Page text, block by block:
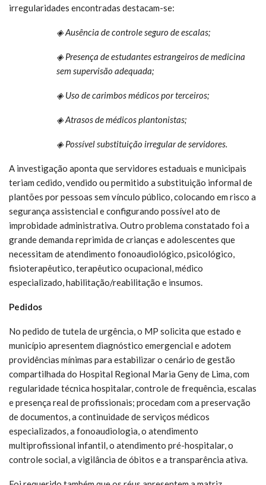
irregularidades encontradas destacam-se:
◈ Ausência de controle seguro de escalas;
◈ Presença de estudantes estrangeiros de medicina
sem supervisão adequada;
◈ Uso de carimbos médicos por terceiros;
◈ Atrasos de médicos plantonistas;
◈ Possível substituição irregular de servidores.
A investigação aponta que servidores estaduais e municipais
teriam cedido, vendido ou permitido a substituição informal de
plantões por pessoas sem vínculo público, colocando em risco a
segurança assistencial e configurando possível ato de
improbidade administrativa. Outro problema constatado foi a
grande demanda reprimida de crianças e adolescentes que
necessitam de atendimento fonoaudiológico, psicológico,
fisioterapêutico, terapêutico ocupacional, médico
especializado, habilitação/reabilitação e insumos.
Pedidos
No pedido de tutela de urgência, o MP solicita que estado e
município apresentem diagnóstico emergencial e adotem
providências mínimas para estabilizar o cenário de gestão
compartilhada do Hospital Regional Maria Geny de Lima, com
regularidade técnica hospitalar, controle de frequência, escalas
e presença real de profissionais; procedam com a preservação
de documentos, a continuidade de serviços médicos
especializados, a fonoaudiologia, o atendimento
multiprofissional infantil, o atendimento pré-hospitalar, o
controle social, a vigilância de óbitos e a transparência ativa.